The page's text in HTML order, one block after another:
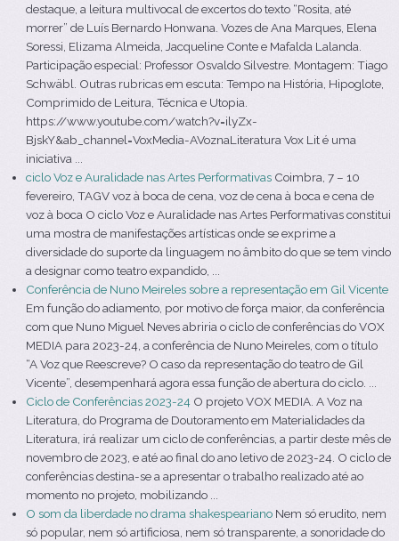
destaque, a leitura multivocal de excertos do texto “Rosita, até
morrer” de Luís Bernardo Honwana. Vozes de Ana Marques, Elena
Soressi, Elizama Almeida, Jacqueline Conte e Mafalda Lalanda.
Participação especial: Professor Osvaldo Silvestre. Montagem: Tiago
Schwäbl. Outras rubricas em escuta: Tempo na História, Hipoglote,
Comprimido de Leitura, Técnica e Utopia.
https://www.youtube.com/watch?v=ilyZx-
BjskY&ab_channel=VoxMedia-AVoznaLiteratura Vox Lit é uma
iniciativa ...
ciclo Voz e Auralidade nas Artes Performativas Coimbra, 7 – 10
fevereiro, TAGV voz à boca de cena, voz de cena à boca e cena de
voz à boca O ciclo Voz e Auralidade nas Artes Performativas constitui
uma mostra de manifestações artísticas onde se exprime a
diversidade do suporte da linguagem no âmbito do que se tem vindo
a designar como teatro expandido, ...
Conferência de Nuno Meireles sobre a representação em Gil Vicente
Em função do adiamento, por motivo de força maior, da conferência
com que Nuno Miguel Neves abriria o ciclo de conferências do VOX
MEDIA para 2023-24, a conferência de Nuno Meireles, com o título
“A Voz que Reescreve? O caso da representação do teatro de Gil
Vicente”, desempenhará agora essa função de abertura do ciclo. ...
Ciclo de Conferências 2023-24 O projeto VOX MEDIA. A Voz na
Literatura, do Programa de Doutoramento em Materialidades da
Literatura, irá realizar um ciclo de conferências, a partir deste mês de
novembro de 2023, e até ao final do ano letivo de 2023-24. O ciclo de
conferências destina-se a apresentar o trabalho realizado até ao
momento no projeto, mobilizando ...
O som da liberdade no drama shakespeariano Nem só erudito, nem
só popular, nem só artificiosa, nem só transparente, a sonoridade do